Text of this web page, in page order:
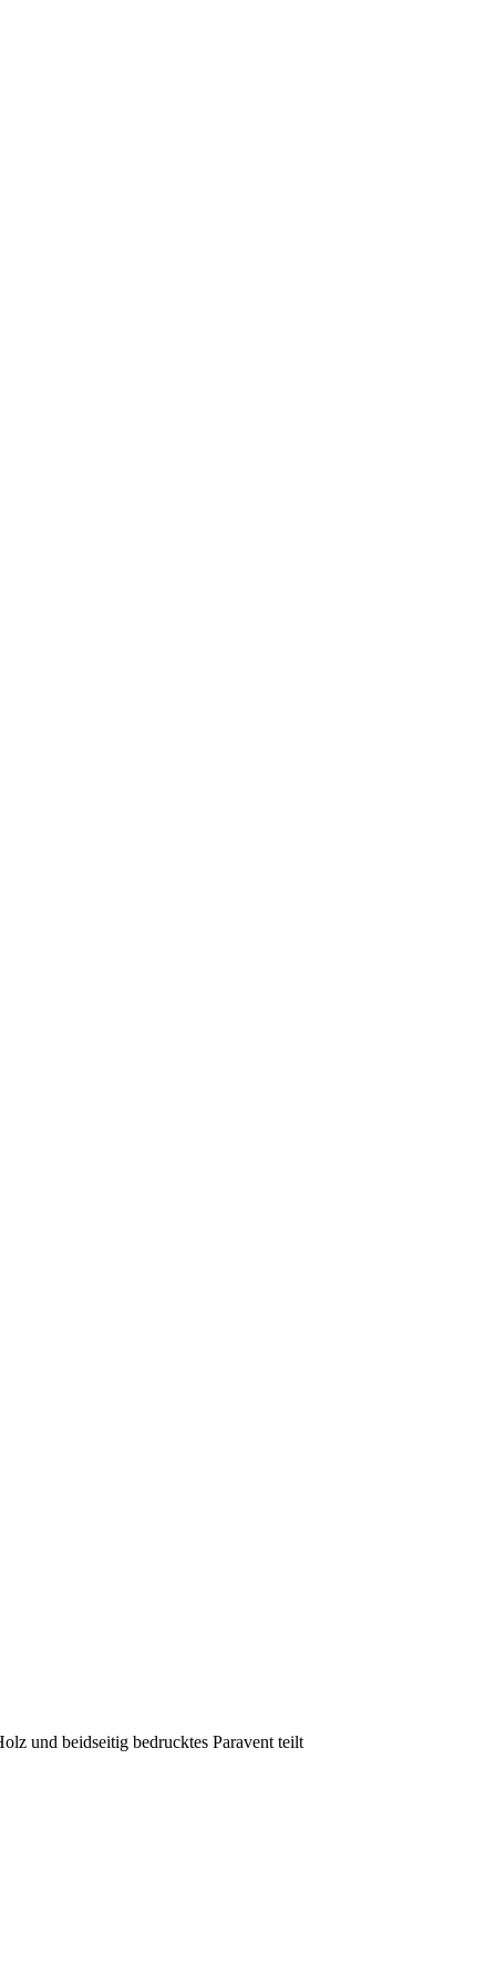
und beidseitig bedrucktes Paravent teilt